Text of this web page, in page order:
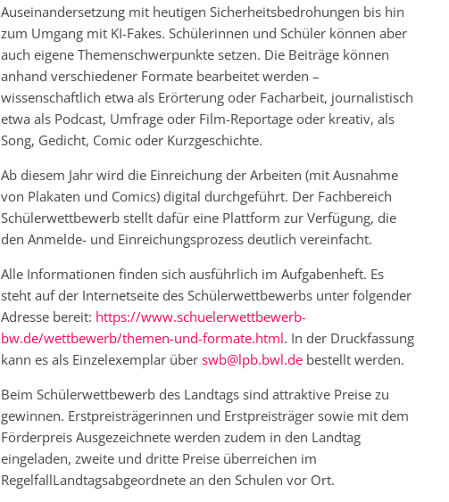
Auseinandersetzung mit heutigen Sicherheitsbedrohungen bis hin
zum Umgang mit KI-Fakes. Schülerinnen und Schüler können aber
auch eigene Themenschwerpunkte setzen. Die Beiträge können
anhand verschiedener Formate bearbeitet werden –
wissenschaftlich etwa als Erörterung oder Facharbeit, journalistisch
etwa als Podcast, Umfrage oder Film-Reportage oder kreativ, als
Song, Gedicht, Comic oder Kurzgeschichte.
Ab diesem Jahr wird die Einreichung der Arbeiten (mit Ausnahme
von Plakaten und Comics) digital durchgeführt. Der Fachbereich
Schülerwettbewerb stellt dafür eine Plattform zur Verfügung, die
den Anmelde- und Einreichungsprozess deutlich vereinfacht.
Alle Informationen finden sich ausführlich im Aufgabenheft. Es
steht auf der Internetseite des Schülerwettbewerbs unter folgender
Adresse bereit: https://www.schuelerwettbewerb-
bw.de/wettbewerb/themen-und-formate.html. In der Druckfassung
kann es als Einzelexemplar über swb@lpb.bwl.de bestellt werden.
Beim Schülerwettbewerb des Landtags sind attraktive Preise zu
gewinnen. Erstpreisträgerinnen und Erstpreisträger sowie mit dem
Förderpreis Ausgezeichnete werden zudem in den Landtag
eingeladen, zweite und dritte Preise überreichen im
RegelfallLandtagsabgeordnete an den Schulen vor Ort.